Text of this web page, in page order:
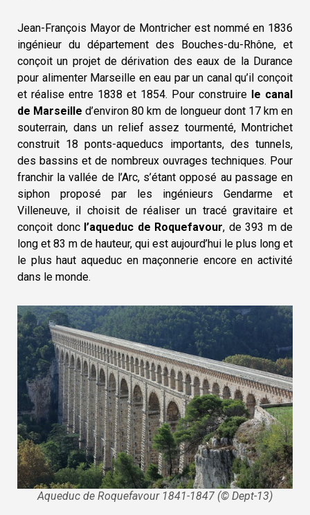
Jean-François Mayor de Montricher est nommé en 1836
ingénieur du département des Bouches-du-Rhône, et
conçoit un projet de dérivation des eaux de la Durance
pour alimenter Marseille en eau par un canal qu’il conçoit
et réalise entre 1838 et 1854. Pour construire le canal
de Marseille d’environ 80 km de longueur dont 17 km en
souterrain, dans un relief assez tourmenté, Montrichet
construit 18 ponts-aqueducs importants, des tunnels,
des bassins et de nombreux ouvrages techniques. Pour
franchir la vallée de l’Arc, s’étant opposé au passage en
siphon proposé par les ingénieurs Gendarme et
Villeneuve, il choisit de réaliser un tracé gravitaire et
conçoit donc l’aqueduc de Roquefavour, de 393 m de
long et 83 m de hauteur, qui est aujourd’hui le plus long et
le plus haut aqueduc en maçonnerie encore en activité
dans le monde.
Aqueduc de Roquefavour 1841-1847 (© Dept-13)